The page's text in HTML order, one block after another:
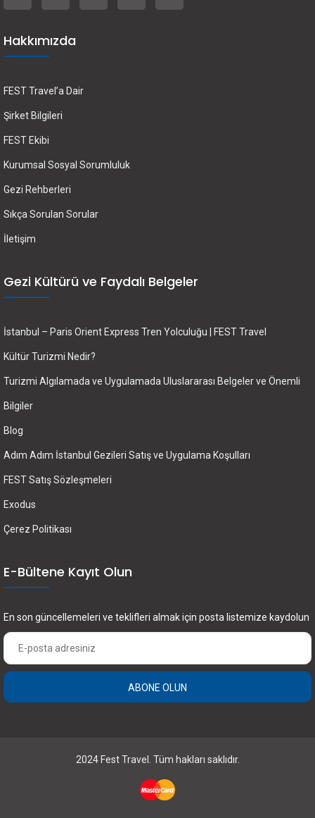
için Üye Olun.
Hakkımızda
FEST Travel’a Dair
Şirket Bilgileri
FEST Ekibi
Kurumsal Sosyal Sorumluluk
Gezi Rehberleri
Sıkça Sorulan Sorular
İletişim
Gezi Kültürü ve Faydalı Belgeler
İstanbul – Paris Orient Express Tren Yolculuğu | FEST Travel
Kültür Turizmi Nedir?
Turizmi Algılamada ve Uygulamada Uluslararası Belgeler ve Önemli
Bilgiler
Blog
Adım Adım İstanbul Gezileri Satış ve Uygulama Koşulları
FEST Satış Sözleşmeleri
Exodus
Çerez Politikası
E-Bültene Kayıt Olun
En son güncellemeleri ve teklifleri almak için posta listemize kaydolun
ABONE OLUN
2024 Fest Travel. Tüm hakları saklıdır.